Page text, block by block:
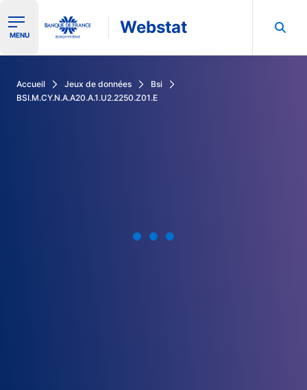
Ouvrir le menu de navigation
MENU Webstat
Accueil Jeux de données
Bsi
BSI.M.CY.N.A.A20.A.1.U2.2250.Z01.E